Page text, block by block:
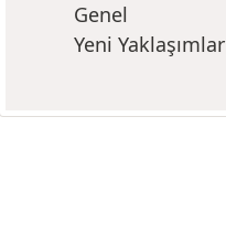
Genel
Yeni Yaklaşımlar